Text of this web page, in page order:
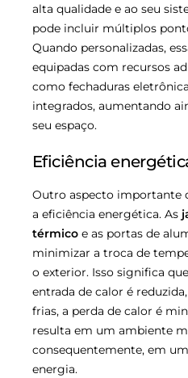
alta qualidade e ao seu
pode incluir múltiplos
Quando personalizadas,
equipadas com recursos
como fechaduras
integrados, aumentando
seu espaço.
Eficiência
Outro aspecto importante
a eficiência energética. As
térmico e as portas de
minimizar a troca de
o exterior. Isso significa
entrada de calor é
frias, a perda de calor é
resulta em um ambiente
consequentemente, em
energia.